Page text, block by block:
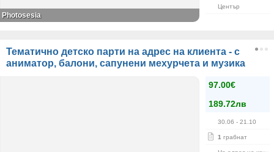
Център
Photosesia
Тематично детско парти на адрес на клиента - с
аниматор, балони, сапунени мехурчета и музика
97.00€
189.72лв
30.06 - 21.10
1 грабнат